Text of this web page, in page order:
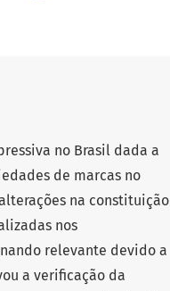
no Brasil dada a
de marcas no
na constituição
nos
relevante devido a
a verificação da